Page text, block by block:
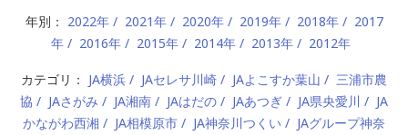
年別： 2022年 2021年 2020年 2019年 2018年
2017
年
2016年 2015年 2014年 2013年 2012年
カテゴリ： JA横浜 JAセレサ川崎 JAよこすか葉山
三浦市農
協
JAさがみ JA湘南 JAはだの JAあつぎ JA県央愛川
JA
かながわ西湘
JA相模原市 JA神奈川つくい
JAグループ神奈